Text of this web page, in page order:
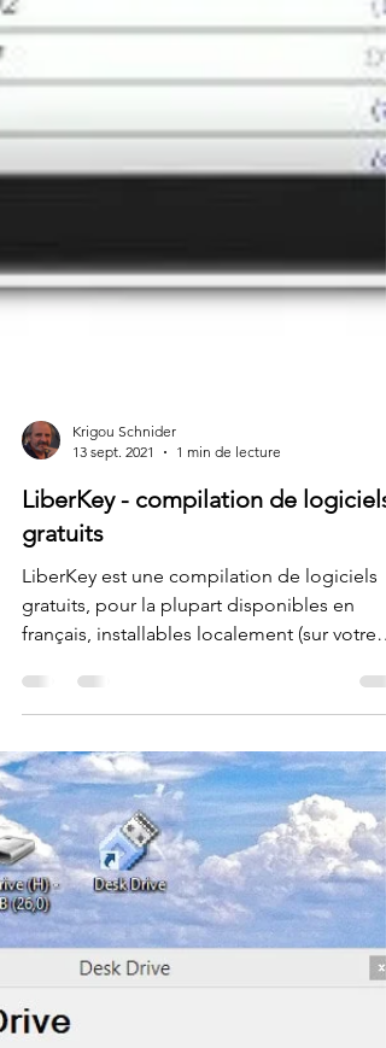
Krigou Schnider
13 sept. 2021
1 min de lecture
LiberKey - compilation de logiciels
gratuits
gratuits, pour la plupart disponibles en
français, installables localement (sur votre
machine)...